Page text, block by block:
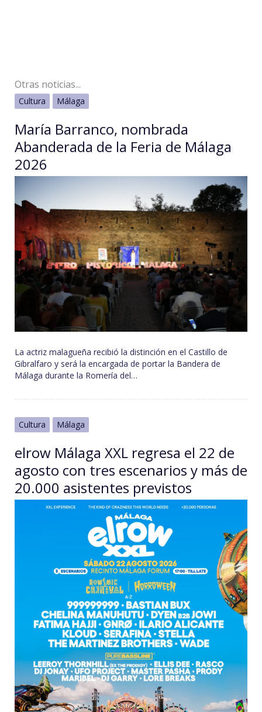
Otras noticias...
Cultura Málaga
María Barranco, nombrada
Abanderada de la Feria de Málaga
2026
La actriz malagueña recibió la distinción en el Castillo de
Gibralfaro y será la encargada de portar la Bandera de
Málaga durante la Romería del…
Cultura Málaga
elrow Málaga XXL regresa el 22 de
agosto con tres escenarios y más de
20.000 asistentes previstos